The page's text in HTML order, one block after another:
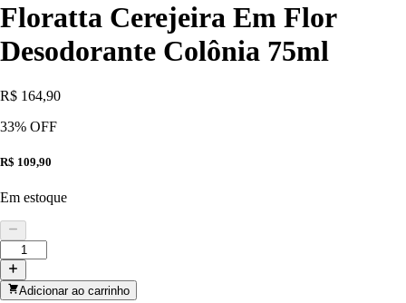
Floratta Cerejeira Em Flor
Desodorante Colônia 75ml
R$ 164,90
33% OFF
R$ 109,90
Em estoque
Adicionar ao carrinho